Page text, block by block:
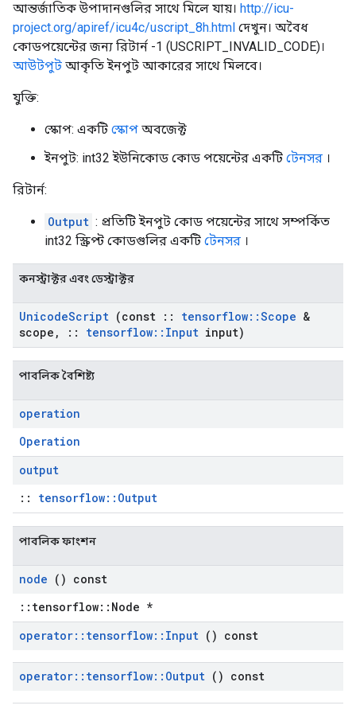
আন্তর্জাতিক উপাদানগুলির সাথে মিলে যায়। http://icu-
project.org/apiref/icu4c/uscript_8h.html দেখুন। অবৈধ
কোডপয়েন্টের জন্য রিটার্ন -1 (USCRIPT_INVALID_CODE)।
আউটপুট আকৃতি ইনপুট আকারের সাথে মিলবে।
যুক্তি:
স্কোপ: একটি স্কোপ অবজেক্ট
ইনপুট: int32 ইউনিকোড কোড পয়েন্টের একটি টেনসর ।
রিটার্ন:
Output : প্রতিটি ইনপুট কোড পয়েন্টের সাথে সম্পর্কিত
int32 স্ক্রিপ্ট কোডগুলির একটি টেনসর ।
কনস্ট্রাক্টর এবং ডেস্ট্রাক্টর
UnicodeScript (const :: tensorflow::Scope &
scope , :: tensorflow:: Input input)
পাবলিক বৈশিষ্ট্য
operation
Operation
output
:: tensorflow::Output
পাবলিক ফাংশন
node () const
::tensorflow::Node *
operator:: tensorflow:: Input () const
operator:: tensorflow:: Output () const